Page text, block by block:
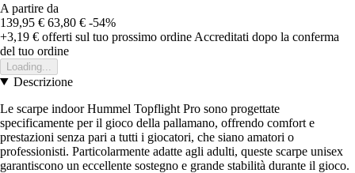
A partire da
139,95 € 63,80 € -54%
+3,19 € offerti sul tuo prossimo ordine Accreditati dopo la conferma
del tuo ordine
Loading...
Descrizione
Le scarpe indoor Hummel Topflight Pro sono progettate
specificamente per il gioco della pallamano, offrendo comfort e
prestazioni senza pari a tutti i giocatori, che siano amatori o
professionisti. Particolarmente adatte agli adulti, queste scarpe unisex
garantiscono un eccellente sostegno e grande stabilità durante il gioco.